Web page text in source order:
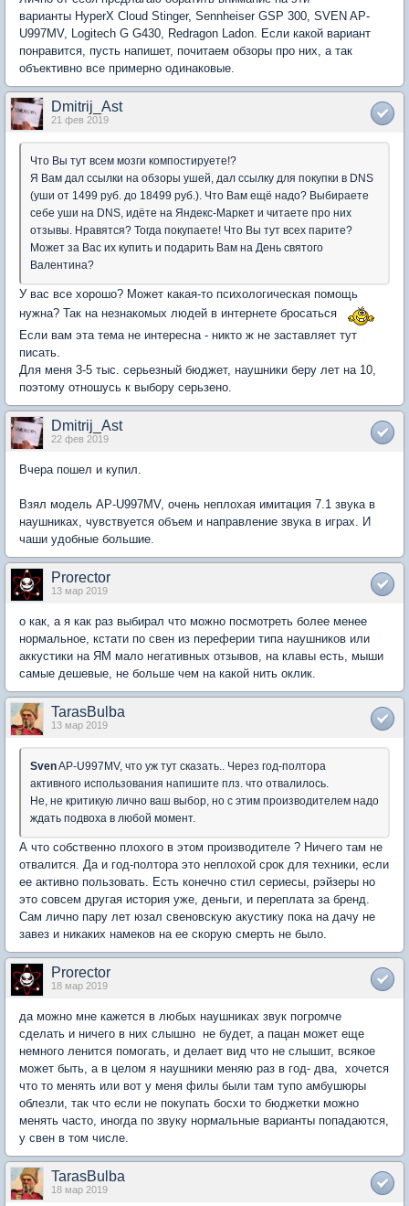
варианты HyperX Cloud Stinger, Sennheiser GSP 300, SVEN AP-
U997MV, Logitech G G430, Redragon Ladon. Если какой вариант
понравится, пусть напишет, почитаем обзоры про них, а так
объективно все примерно одинаковые.
Dmitrij_Ast
21 фев 2019
Что Вы тут всем мозги компостируете!?
Я Вам дал ссылки на обзоры ушей, дал ссылку для покупки в DNS
(уши от 1499 руб. до 18499 руб.). Что Вам ещё надо? Выбираете
себе уши на DNS, идёте на Яндекс-Маркет и читаете про них
отзывы. Нравятся? Тогда покупаете! Что Вы тут всех парите?
Может за Вас их купить и подарить Вам на День святого
Валентина?
У вас все хорошо? Может какая-то психологическая помощь
нужна? Так на незнакомых людей в интернете бросаться
Если вам эта тема не интересна - никто ж не заставляет тут
писать.
Для меня 3-5 тыс. серьезный бюджет, наушники беру лет на 10,
поэтому отношусь к выбору серьзено.
Dmitrij_Ast
22 фев 2019
Вчера пошел и купил.
Взял модель AP-U997MV, очень неплохая имитация 7.1 звука в
наушниках, чувствуется объем и направление звука в играх. И
чаши удобные большие.
Prorector
13 мар 2019
о как, а я как раз выбирал что можно посмотреть более менее
нормальное, кстати по свен из переферии типа наушников или
аккустики на ЯМ мало негативных отзывов, на клавы есть, мыши
самые дешевые, не больше чем на какой нить оклик.
TarasBulba
13 мар 2019
SvenAP-U997MV, что уж тут сказать.. Через год-полтора
активного использования напишите плз. что отвалилось.
Не, не критикую лично ваш выбор, но с этим производителем надо
ждать подвоха в любой момент.
А что собственно плохого в этом производителе ? Ничего там не
отвалится. Да и год-полтора это неплохой срок для техники, если
ее активно пользовать. Есть конечно стил сериесы, рэйзеры но
это совсем другая история уже, деньги, и переплата за бренд.
Сам лично пару лет юзал свеновскую акустику пока на дачу не
завез и никаких намеков на ее скорую смерть не было.
Prorector
18 мар 2019
да можно мне кажется в любых наушниках звук погромче
сделать и ничего в них слышно не будет, а пацан может еще
немного ленится помогать, и делает вид что не слышит, всякое
может быть, а в целом я наушники меняю раз в год- два, хочется
что то менять или вот у меня филы были там тупо амбушюры
облезли, так что если не покупать босхи то бюджетки можно
менять часто, иногда по звуку нормальные варианты попадаются,
у свен в том числе.
TarasBulba
18 мар 2019